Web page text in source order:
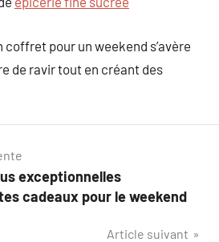
coffret pour un weekend s’avère
de ravir tout en créant des
exceptionnelles
cadeaux pour le weekend
Article suivant